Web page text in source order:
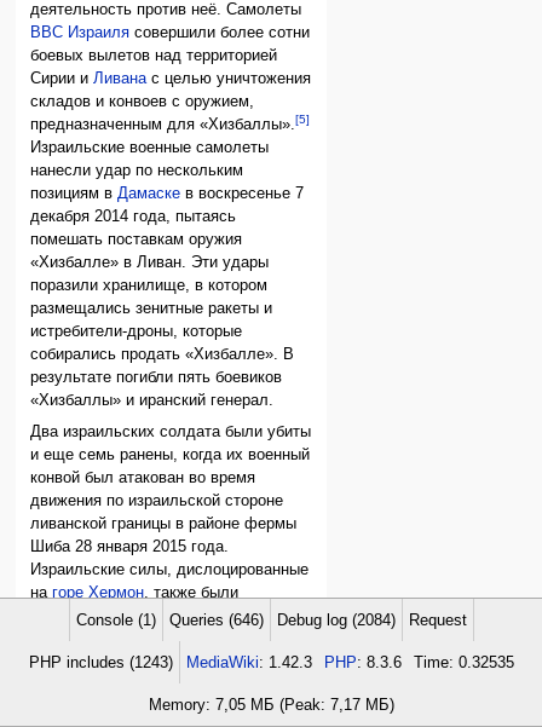
деятельность против неё. Самолеты
ВВС Израиля совершили более сотни
боевых вылетов над территорией
Сирии иЛиванас целью уничтожения
складов и конвоев с оружием,
предназначенным для «Хизбаллы».[5]
Израильские военные самолеты
нанесли удар по нескольким
позициям вДамаске в воскресенье 7
декабря 2014 года, пытаясь
помешать поставкам оружия
«Хизбалле» в Ливан. Эти удары
поразили хранилище, в котором
размещались зенитные ракеты и
истребители-дроны, которые
собирались продать «Хизбалле». В
результате погибли пять боевиков
«Хизбаллы» и иранский генерал.
Два израильских солдата были убиты
и еще семь ранены, когда их военный
конвой был атакован во время
движения по израильской стороне
ливанской границы в районе фермы
Шиба 28 января 2015 года.
Израильские силы, дислоцированные
нагоре Хермон, также были
обстреляны. «Хизбалла» немедленно
взяла на себя ответственность за это
нападение. Вскоре после
первоначального нападения боевики
«Хизбаллы» произвели еще
Console (1) Queries (646) Debug log (2084) Request
PHP includes (1243) MediaWiki: 1.42.3 PHP: 8.3.6 Time: 0.32535
Memory: 7,05 МБ (Peak: 7,17 МБ)